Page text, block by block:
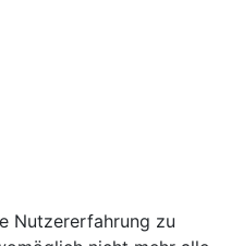
Nutzererfahrung zu